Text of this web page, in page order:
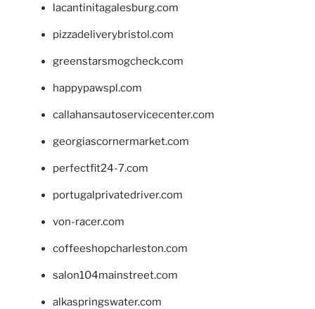
lacantinitagalesburg.com
pizzadeliverybristol.com
greenstarsmogcheck.com
happypawspl.com
callahansautoservicecenter.com
georgiascornermarket.com
perfectfit24-7.com
portugalprivatedriver.com
von-racer.com
coffeeshopcharleston.com
salon104mainstreet.com
alkaspringswater.com